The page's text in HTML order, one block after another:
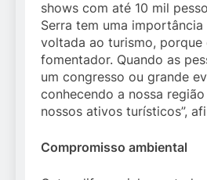
shows com até 10 mil
Serra tem uma
voltada ao turismo, porque
fomentador. Quando as
um congresso ou grande
conhecendo a nossa
nossos ativos turísticos”,
Compromisso ambiental